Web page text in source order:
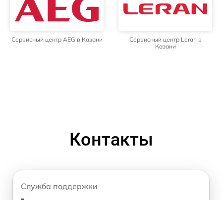
Сервисный центр AEG в Казани
Сервисный центр Leran в
Казани
Контакты
Служба поддержки